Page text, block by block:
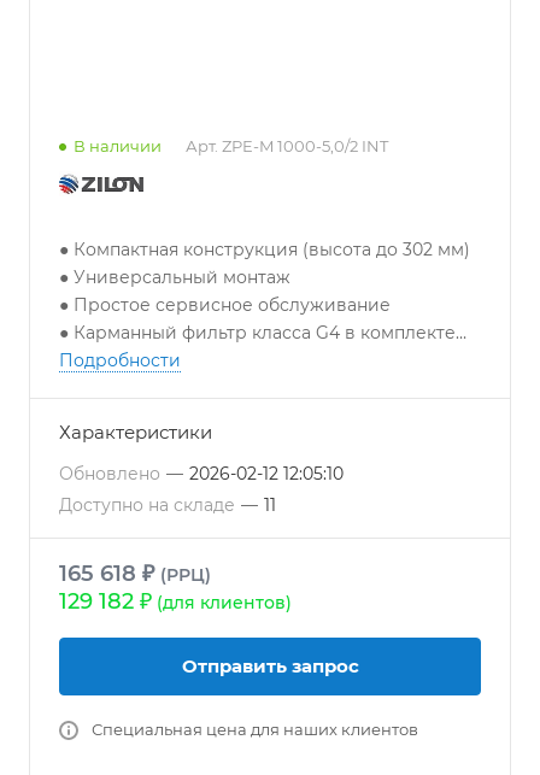
В наличии Арт. ZPE-M 1000-5,0/2 INT
● Компактная конструкция (высота до 302 мм)
● Универсальный монтаж
● Простое сервисное обслуживание
● Карманный фильтр класса G4 в комплекте
● Пульт управления в комплекте
Подробности
Характеристики
Обновлено — 2026-02-12 12:05:10
Доступно на складе — 11
165 618 ₽ (РРЦ)
129 182 ₽ (для клиентов)
Отправить запрос
Специальная цена для наших клиентов